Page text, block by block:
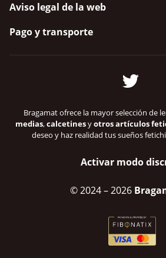
Aviso legal de la web
Pago y transporte
Bragamat ofrece la mayor selección de
medias,calcetinesyotros artículos
deseo y haz realidad tus sueños
Activar modo
© 2024– 2026